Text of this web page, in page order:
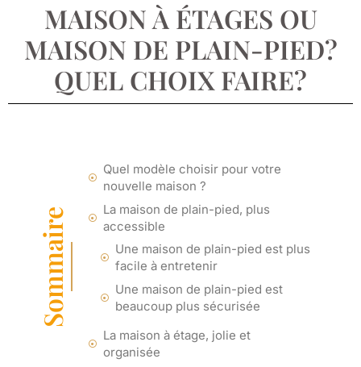
MAISON À ÉTAGES OU
MAISON DE PLAIN-PIED?
QUEL CHOIX FAIRE?
Sommaire
Quel modèle choisir pour votre
nouvelle maison ?
La maison de plain-pied, plus
accessible
Une maison de plain-pied est plus
facile à entretenir
Une maison de plain-pied est
beaucoup plus sécurisée
La maison à étage, jolie et
organisée